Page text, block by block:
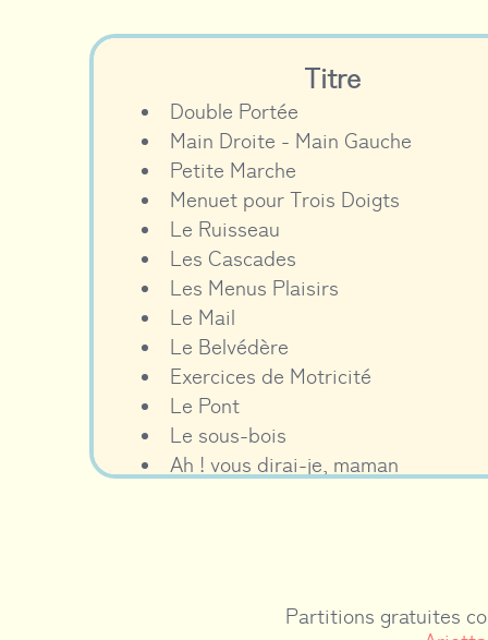
Titre
Double Portée
Main Droite - Main Gauche
Petite Marche
Menuet pour Trois Doigts
Le Ruisseau
Les Cascades
Les Menus Plaisirs
Le Mail
Le Belvédère
Exercices de Motricité
Le Pont
Le sous-bois
Ah ! vous dirai-je, maman
Partitions gratuites